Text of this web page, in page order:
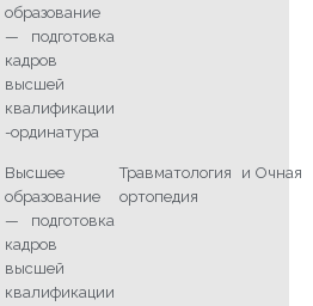
образование
— подготовка
кадров
высшей
квалификации
-ординатура
Высшее
образование
— подготовка
кадров
высшей
квалификации
Травматология и
ортопедия
Очная